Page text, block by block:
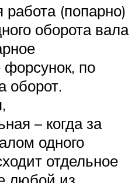
(попарно)
оборота вала
по
оборот.
– когда за
одного
отдельное